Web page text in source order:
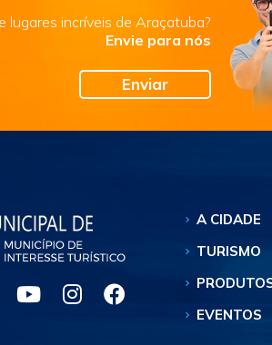
lugares incríveis de Araçatuba?
Envie para nós
Enviar
A CIDADE
TURISMO
EVENTOS